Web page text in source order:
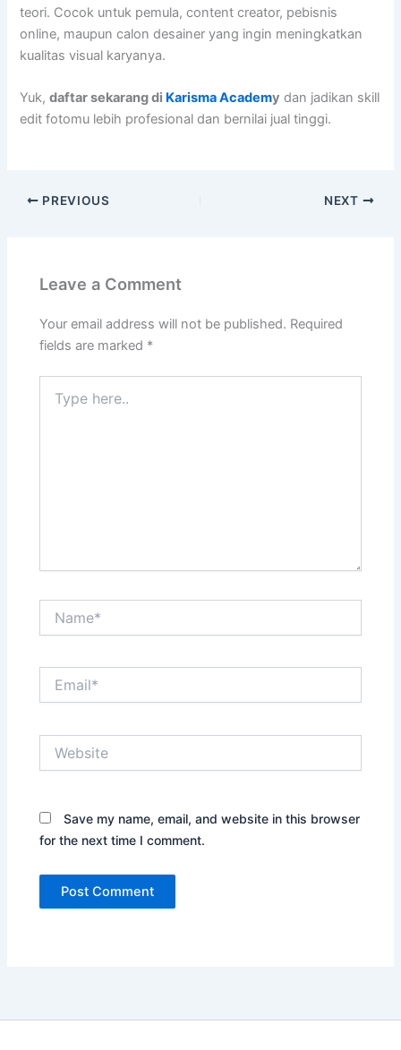
teori. Cocok untuk pemula, content creator, pebisnis
online, maupun calon desainer yang ingin meningkatkan
kualitas visual karyanya.
Yuk,daftar sekarang di Karisma Academy dan jadikan skill
edit fotomu lebih profesional dan bernilai jual tinggi.
PREVIOUS NEXT
Leave a Comment
Your email address will not be published. Required
fields are marked *
here..
Save my name, email, and website in this browser
for the next time I comment.